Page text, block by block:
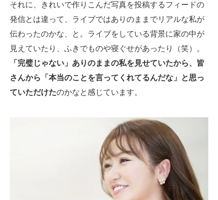
それに、きれいで作りこんだ写真を投稿するフィードの
発信とは違って、ライブではありのままでリアルな私が
伝わったのかな、と。ライブをしている背景に家の中が
見えていたり、ふきでものや寝ぐせがあったり（笑）。
「完璧じゃない」ありのままの私を見せていたから、皆
さんから「本当のことを言ってくれてるんだな」と思っ
ていただけたのかなと感じています。